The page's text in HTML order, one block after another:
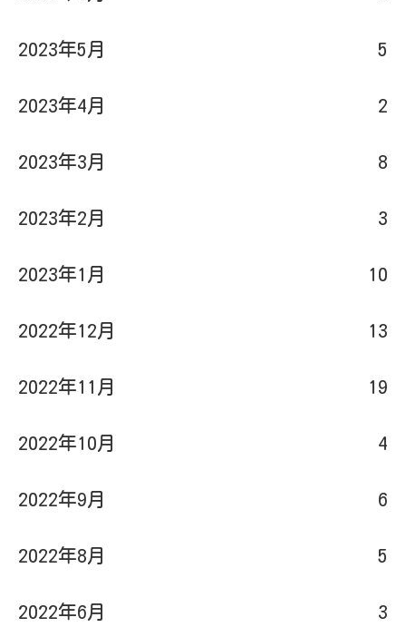
2023年4月 2
2023年3月 8
2023年2月 3
2023年1月 10
2022年12月 13
2022年11月 19
2022年10月 4
2022年9月 6
2022年8月 5
2022年6月 3
2022年5月 4